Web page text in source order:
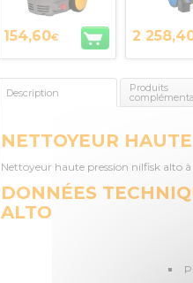
154,60€ 2
Description Produits
NETTOYEUR
Nettoyeur haute pression nilfisk alto à
DONNÉES
ALTO